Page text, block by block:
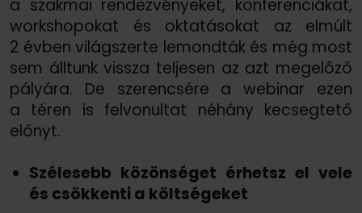
a szakmai rendezvényeket, konferenciákat,
workshopokat és oktatásokat az elmúlt
2 évben világszerte lemondták és még most
sem álltunk vissza teljesen az azt megelőző
pályára. De szerencsére a webinar ezen
a téren is felvonultat néhány kecsegtető
előnyt.
Szélesebb közönséget érhetsz el vele
és csökkenti a költségeket